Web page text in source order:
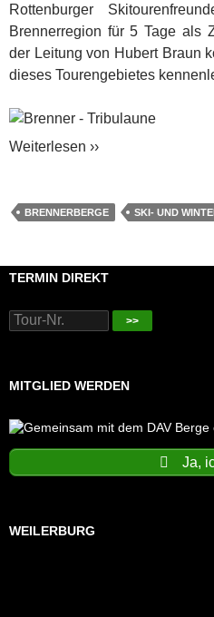
Rottenburger
Brennerregion für 5 Tage als
der Leitung von Hubert Braun
dieses Tourengebietes
Weiterlesen ››
BRENNERBERGE SKI- UND
TERMIN DIREKT
>>
MITGLIED WERDEN
Ja,
WEILERBURG